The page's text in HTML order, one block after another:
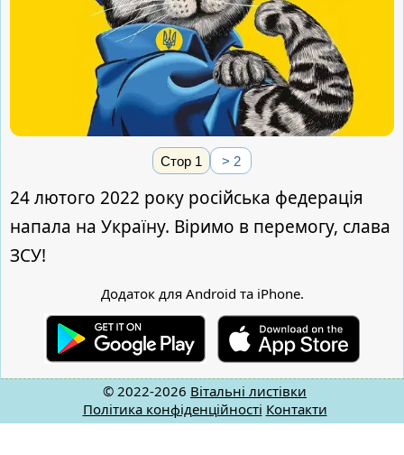
Стор 1 > 2
24 лютого 2022 року російська федерація
напала на Україну. Віримо в перемогу, слава
ЗСУ!
Додаток для Android та iPhone.
© 2022-2026 Вітальні листівки
Політика конфіденційності Контакти